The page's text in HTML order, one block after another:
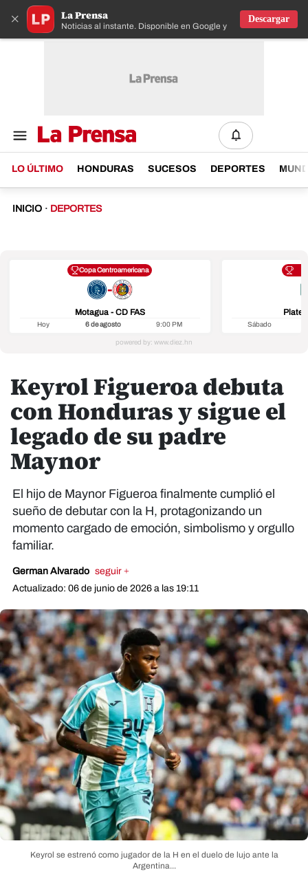
× La Prensa
Noticias al instante. Disponible en Google y IOS
Descargar
LO ÚLTIMO HONDURAS SUCESOS DEPORTES
INICIO · DEPORTES
Copa Centroamericana
-
Motagua - CD FAS
Hoy 6 de agosto 9:00 PM Sábado
Keyrol Figueroa debuta
con Honduras y sigue el
legado de su padre
Maynor
El hijo de Maynor Figueroa finalmente cumplió el
sueño de debutar con la H, protagonizando un
momento cargado de emoción, simbolismo y orgullo
familiar.
German Alvarado seguir +
Actualizado: 06 de junio de 2026 a las 19:11
Keyrol se estrenó como jugador de la H en el duelo de lujo ante la
Argentina...